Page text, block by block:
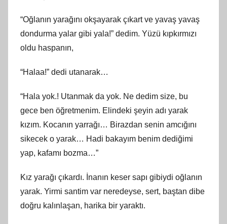
“Oğlanın yarağını okşayarak çıkart ve yavaş yavaş
dondurma yalar gibi yala!” dedim. Yüzü kıpkırmızı
oldu haspanın,
“Halaa!” dedi utanarak…
“Hala yok.! Utanmak da yok. Ne dedim size, bu
gece ben öğretmenim. Elindeki şeyin adı yarak
kızım. Kocanın yarrağı… Birazdan senin amcığını
sikecek o yarak… Hadi bakayım benim dediğimi
yap, kafamı bozma…”
Kız yarağı çıkardı. İnanın keser sapı gibiydi oğlanın
yarak. Yirmi santim var neredeyse, sert, baştan dibe
doğru kalınlaşan, harika bir yaraktı.